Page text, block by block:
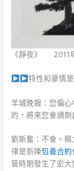
《靜夜》 2011
特性和豪情
羊城晚報：您偏
的，將來您會調
劉斯奮：不會。
律是新陳包養合約
管時期發生了宏